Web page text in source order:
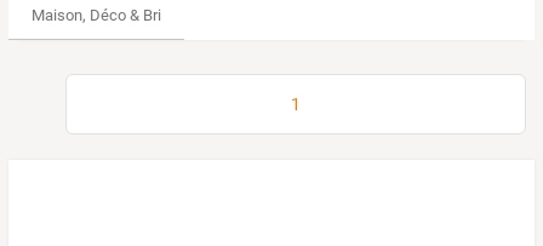
Maison, Déco & Bricolage
1